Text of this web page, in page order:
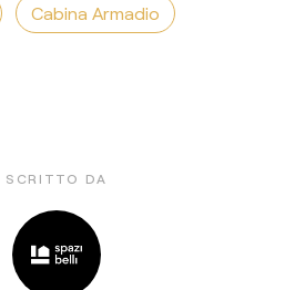
Cabina Armadio
SCRITTO DA